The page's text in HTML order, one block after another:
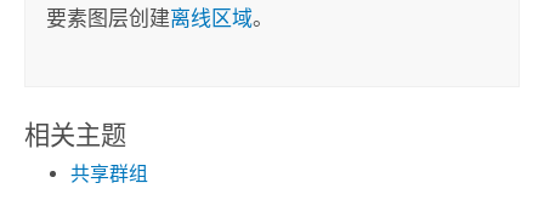
要素图层创建离线区域。
相关主题
共享群组